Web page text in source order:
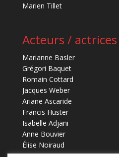
Marien Tillet
Acteurs / actrices
Marianne Basler
Grégori Baquet
Romain Cottard
Jacques Weber
Ariane Ascaride
Francis Huster
Isabelle Adjani
Anne Bouvier
Élise Noiraud